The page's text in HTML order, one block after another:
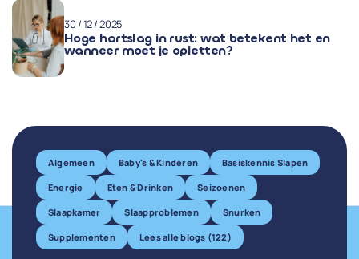
30 / 12 / 2025
Hoge hartslag in rust: wat betekent het en
wanneer moet je opletten?
Algemeen Baby's & Kinderen Basiskennis Slapen
Energie Eten & Drinken Seizoenen
Slaapkamer Slaapproblemen Snurken
Supplementen Lees alle blogs (122)